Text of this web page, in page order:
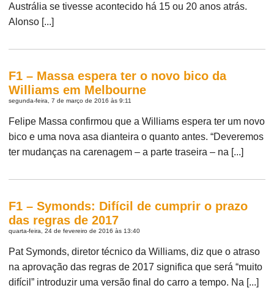
Austrália se tivesse acontecido há 15 ou 20 anos atrás.
Alonso [...]
F1 – Massa espera ter o novo bico da
Williams em Melbourne
segunda-feira, 7 de março de 2016 às 9:11
Felipe Massa confirmou que a Williams espera ter um novo
bico e uma nova asa dianteira o quanto antes. “Deveremos
ter mudanças na carenagem – a parte traseira – na [...]
F1 – Symonds: Difícil de cumprir o prazo
das regras de 2017
quarta-feira, 24 de fevereiro de 2016 às 13:40
Pat Symonds, diretor técnico da Williams, diz que o atraso
na aprovação das regras de 2017 significa que será “muito
difícil” introduzir uma versão final do carro a tempo. Na [...]